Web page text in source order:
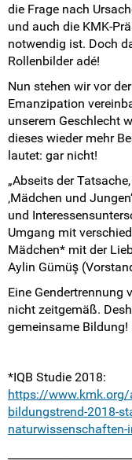
die Frage nach
und auch die KMK-
notwendig ist. Doch
Rollenbilder adé!
Nun stehen wir vor
Emanzipation
unserem Geschlecht
dieses wieder mehr
lautet: gar nicht!
„Abseits der
‚Mädchen und
und
Umgang mit
Mädchen* mit der
Aylin Gümüş
Eine Gendertrennung
nicht zeitgemäß.
gemeinsame Bildung!
*IQB Studie 2018:
https://
bildungstrend-2018-
naturwissenschaften-